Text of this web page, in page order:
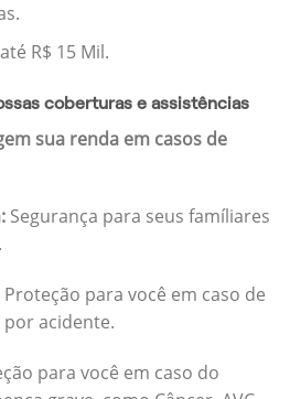
R$ 15 Mil.
coberturas e assistências
sua renda em casos de
Segurança para seus famíliares
Proteção para você em caso de
por acidente.
para você em caso do